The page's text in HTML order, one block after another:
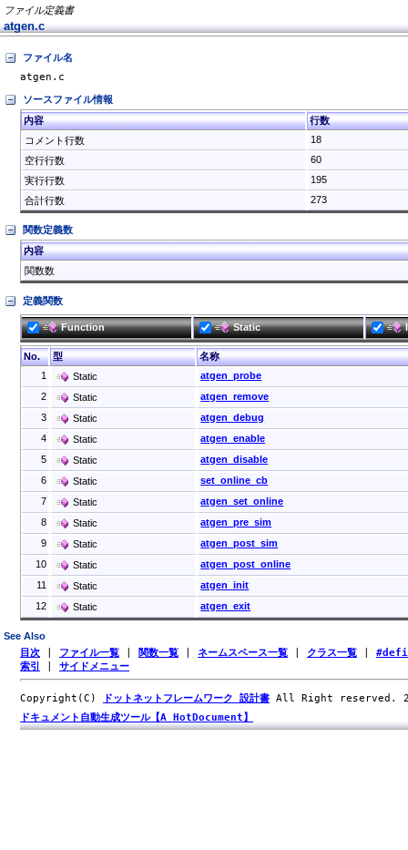
ファイル定義書
atgen.c
ファイル名
atgen.c
ソースファイル情報
内容
行数
コメント行数
18
空行行数
60
実行行数
195
合計行数
273
関数定義数
内容
関数数
定義関数
Function Static
No. 型
名称
1
Static
atgen_probe
2
Static
atgen_remove
3
Static
atgen_debug
4
Static
atgen_enable
5
Static
atgen_disable
6
Static
set_online_cb
7
Static
atgen_set_online
8
Static
atgen_pre_sim
9
Static
atgen_post_sim
10
Static
atgen_post_online
11
Static
atgen_init
12
Static atgen_exit
See Also
目次 ファイル一覧 関数一覧 ネームスペース一覧 クラス一覧
索引
サイドメニュー
Copyright(C) ドットネットフレームワーク 設計書 All Right reserved.
ドキュメント自動生成ツール【A HotDocument】